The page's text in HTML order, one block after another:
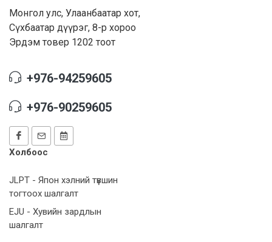
Монгол улс, Улаанбаатар хот,
Сүхбаатар дүүрэг, 8-р хороо
Эрдэм товер 1202 тоот
+976-94259605
+976-90259605
Холбоос
JLPT - Япон хэлний түвшин
тогтоох шалгалт
EJU - Хувийн зардлын
шалгалт